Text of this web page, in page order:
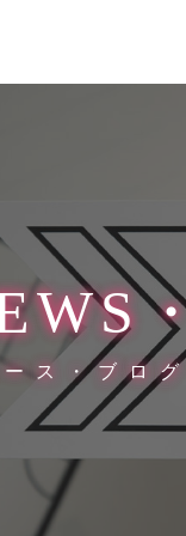
ス・ブログ